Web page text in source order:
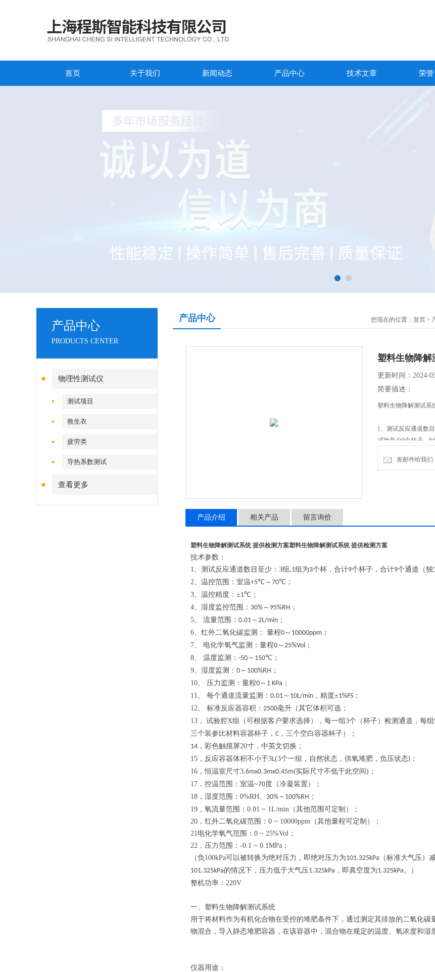
首页 关于我们 新闻动态 产品中心 技术文章 荣
产品中心
PRODUCTS CENTER
物理性测试仪
测试项目
救生衣
疲劳类
导热系数测试
查看更多
产品中心 您现在的位置： 首页 >
塑料生物降解
更新时间：2024-
简要描述：
塑料生物降解测试系
1、测试反应通道数
试验至少9个杯子，9
2、温控范围：室温
发邮件给我们
产品介绍 相关产品 留言询价
塑料生物降解测试系统 提供检测方案塑料生物降解测试系统 提供检测方案
技术参数：
1、测试反应通道数目 至少 ： 3组 ,1组为3个杯，合计9个杯子，合计9个通道 （
2、温控范围：室温+5℃～ 70℃ ；
3、温控精度：±1℃ ；
4、湿度监控范围： 30% ～ 95%RH ；
5、 流量范围： 0.01 ～ 2L/min ；
6、红外二氧化碳监测： 量程0 ～ 10000ppm ；
7、 电化学氧气监测：量程0 ～ 25%Vol ；
8、 温度监测： -50 ～ 150℃ ；
9、湿度监测： 0 ～ 100%RH ；
10、 压力监测：量程0 ～ 1 KPa ；
11、 每个通道流量监测： 0.01 ～ 10L/min ，精度±1%FS ；
12、 标准反应器容积： 2500毫升（其它体积可选 ；
13 ， 试验腔X组 （可根据客户要求选择 ） ，每一组 3个 （杯子） 检测通道， 每组
三个装参比材料容器杯子， C ，三个空白容器杯子）；
14， 彩色触摸屏20寸，中英文切换 ；
15， 反应容器体积不小于3L(3个一组，自然状态，供氧堆肥，负压状态) ；
16，恒温室尺寸3.6mx0.3mx0.45m(实际尺寸不低于此空间) ；
17 ， 控温范围：室温~70度（冷凝装置）
；
18 ， 湿度范围： 0%RH、 30% ~ 100%RH ；
19 ， 氧流量范围： 0.01 ~ 1L/min （其他范围可定制）
；
20 ， 红外二氧化碳范围： 0 ~ 10000ppm （其他量程可定制）
；
21电化学氧气范围： 0 ~ 25%Vol ；
22 ， 压力范围： -0.1 ~ 0.1MPa ；
（负 100kPa可以被转换为绝对压力，即绝对压力为101.325kPa （标准大气压）
101.325kPa的情况下，压力低于大气压1.325kPa ，即真空度为1.325kPa。）
整机功率： 220V
一、塑料生物降解测试系统
用于将材料作为有机化合物在受控的堆肥条件下，通过测定其排放的二氧化
物混合，导入静态堆肥容器，在该容器中，混合物在规定的温度、氧浓度和湿
仪器用途：